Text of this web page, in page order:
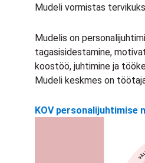
Mudeli vormistas
Mudelis on
tagasisidestamine,
koostöö, juhtimine ja
Mudeli keskmes on
KOV personalijuhtimise